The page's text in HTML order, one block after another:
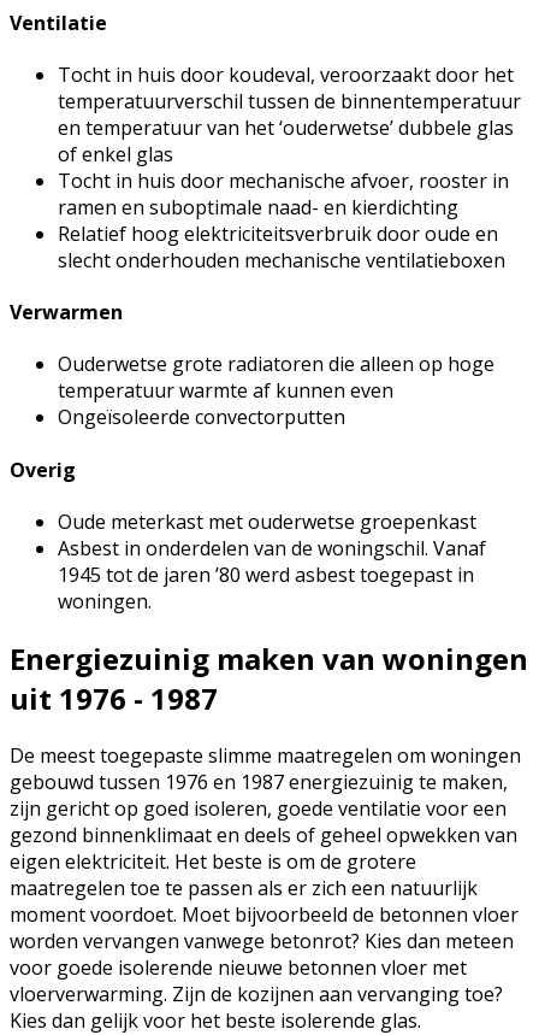
Ventilatie
Tocht in huis door koudeval, veroorzaakt door het
temperatuurverschil tussen de binnentemperatuur
en temperatuur van het ‘ouderwetse’ dubbele glas
of enkel glas
Tocht in huis door mechanische afvoer, rooster in
ramen en suboptimale naad- en kierdichting
Relatief hoog elektriciteitsverbruik door oude en
slecht onderhouden mechanische ventilatieboxen
Verwarmen
Ouderwetse grote radiatoren die alleen op hoge
temperatuur warmte af kunnen even
Ongeïsoleerde convectorputten
Overig
Oude meterkast met ouderwetse groepenkast
Asbest in onderdelen van de woningschil. Vanaf
1945 tot de jaren ’80 werd asbest toegepast in
woningen.
Energiezuinig maken van woningen
uit 1976 - 1987
De meest toegepaste slimme maatregelen om woningen
gebouwd tussen 1976 en 1987 energiezuinig te maken,
zijn gericht op goed isoleren, goede ventilatie voor een
gezond binnenklimaat en deels of geheel opwekken van
eigen elektriciteit. Het beste is om de grotere
maatregelen toe te passen als er zich een natuurlijk
moment voordoet. Moet bijvoorbeeld de betonnen vloer
worden vervangen vanwege betonrot? Kies dan meteen
voor goede isolerende nieuwe betonnen vloer met
vloerverwarming. Zijn de kozijnen aan vervanging toe?
Kies dan gelijk voor het beste isolerende glas.